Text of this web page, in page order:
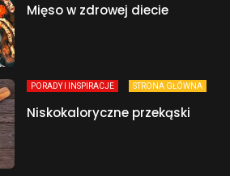
Mięso w zdrowej diecie
PORADY I INSPIRACJE STRONA GŁÓWNA
Niskokaloryczne przekąski